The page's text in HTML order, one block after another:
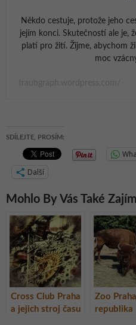
Někdo cestuje, protože jeho
jejím konci. Skutečností ale je,
platí pro žití. Žijme, abychom
moc
SDÍLEJTE, PROSÍM:
Další
Mohlo By Vás Také
Cross Club Praha
a jejich stroj času
Zoo
republika